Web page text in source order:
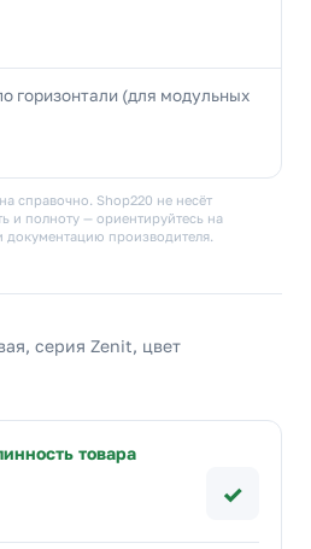
горизонтали (для модульных
справочно. Shop220 не несёт
и полноту — ориентируйтесь на
документацию производителя.
серия Zenit, цвет
товара
✓